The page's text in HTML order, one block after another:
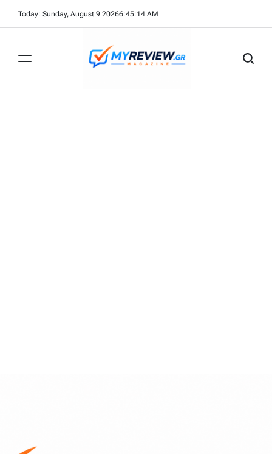
Today: Sunday, August 9 20266:45:14 AM